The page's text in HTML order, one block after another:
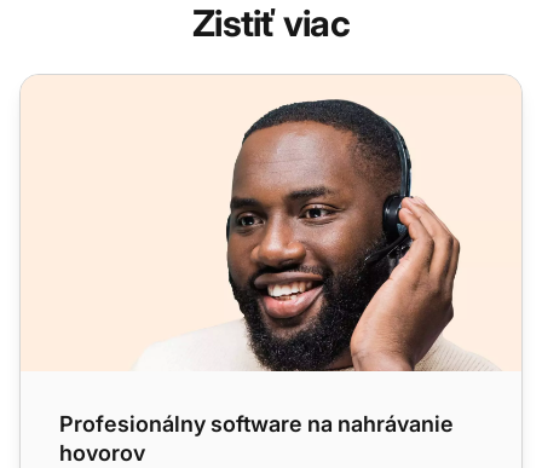
Zistiť viac
Profesionálny software na nahrávanie hovorov
Profesionálny software na nahrávanie
hovorov